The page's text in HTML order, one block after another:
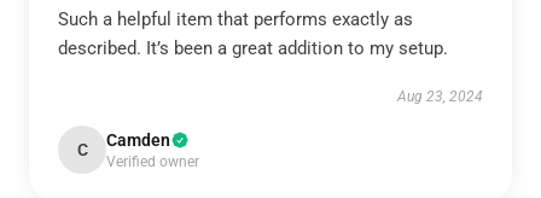
Such a helpful item that performs exactly as
described. It’s been a great addition to my setup.
Aug 23, 2024
C Camden
Verified owner